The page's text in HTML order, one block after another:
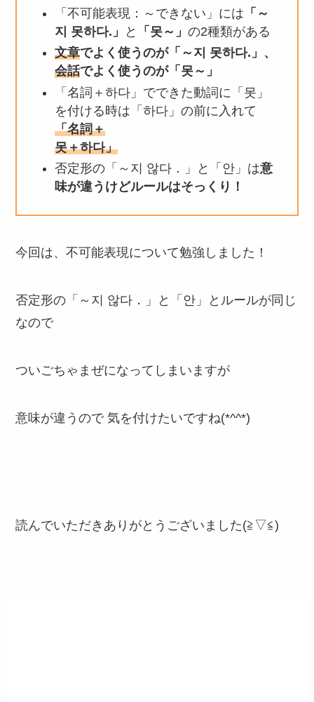
「不可能表現：～できない」には 「～
지 못하다.」
と 「못～」の2種類がある
文章でよく使うのが「～지 못하다.」、
会話でよく使うのが「못～」
「名詞＋하다」でできた動詞に「못」
を付ける時は「하다」の前に入れて
「名詞＋
못＋하다」
否定形の「～지 않다．」と「안」は意
味が違うけどルールはそっくり！
今回は、不可能表現について勉強しました！
否定形の「～지 않다．」と「안」とルールが同じ
なので
ついごちゃまぜになってしまいますが
意味が違うので 気を付けたいですね(*^^*)
読んでいただきありがとうございました(≧▽≦)